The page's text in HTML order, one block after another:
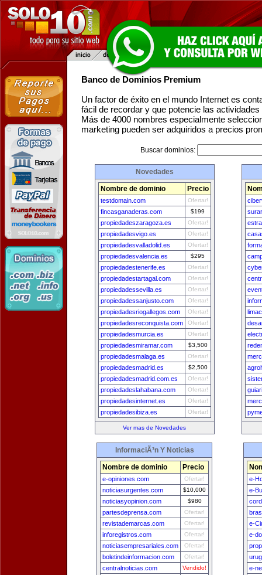
Banco de Dominios Premium
Un factor de éxito en el mundo Internet es
fácil de recordar y que potencie las
Más de 4000 nombres especialmente
marketing pueden ser adquiridos a precios
Buscar dominios:
Novedades
Nombre de dominio Precio
testdomain.com Ofertar!
fincasganaderas.com $199
propiedadeszaragoza.es Ofertar!
propiedadesvigo.es Ofertar!
propiedadesvalladolid.es Ofertar!
propiedadesvalencia.es $295
propiedadestenerife.es Ofertar!
propiedadestartagal.com Ofertar!
propiedadessevilla.es Ofertar!
propiedadessanjusto.com Ofertar!
propiedadesriogallegos.com Ofertar!
propiedadesreconquista.com Ofertar!
propiedadesmurcia.es Ofertar!
propiedadesmiramar.com $3,500
propiedadesmalaga.es Ofertar!
propiedadesmadrid.es $2,500
propiedadesmadrid.com.es Ofertar!
propiedadeslahabana.com Ofertar!
propiedadesinternet.es Ofertar!
propiedadesibiza.es Ofertar!
Ver mas de Novedades
InformaciÃ³n Y Noticias
Nombre de dominio Precio
e-opiniones.com Ofertar!
noticiasurgentes.com $10,000
noticiasyopinion.com $980
partesdeprensa.com Ofertar!
revistademarcas.com Ofertar!
inforegistros.com Ofertar!
noticiasempresariales.com Ofertar!
boletindeinformacion.com Ofertar!
centralnoticias.com Vendido!
e-
e-
e-
e-
e-